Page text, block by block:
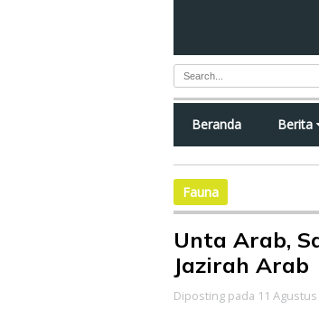
Beranda Berita
Fauna
Unta Arab,
Jazirah Arab
Diposting pada 11 Agustus